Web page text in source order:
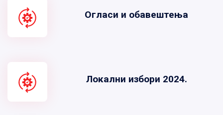
Огласи и обавештења
Локални избори 2024.